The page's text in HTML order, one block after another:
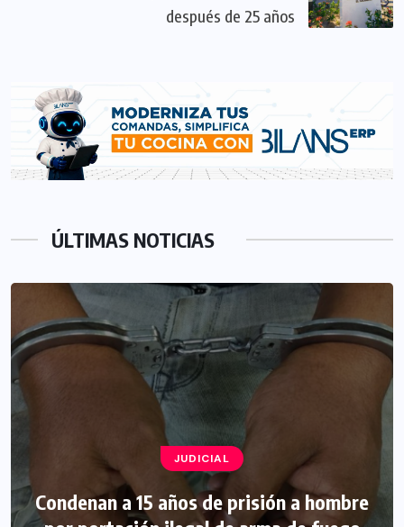
después de 25 años
ÚLTIMAS NOTICIAS
JUDICIAL
Condenan a 15 años de prisión a hombre